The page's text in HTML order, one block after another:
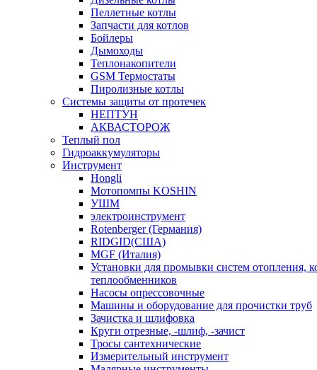
Пеллетные котлы
Запчасти для котлов
Бойлеры
Дымоходы
Теплонакопители
GSM Термостаты
Пиролизные котлы
Системы защиты от протечек
НЕПТУН
АКВАСТОРОЖ
Теплый пол
Гидроаккумуляторы
Инструмент
Hongli
Мотопомпы KOSHIN
УШМ
электроинструмент
Rotenberger (Германия)
RIDGID(США)
MGF (Италия)
Установки для промывки систем отопления,
теплообменников
Насосы опрессовочные
Машины и оборудование для прочистки труб
Зачистка и шлифовка
Круги отрезные, -шлиф, -зачист
Тросы сантехнические
Измерительный инструмент